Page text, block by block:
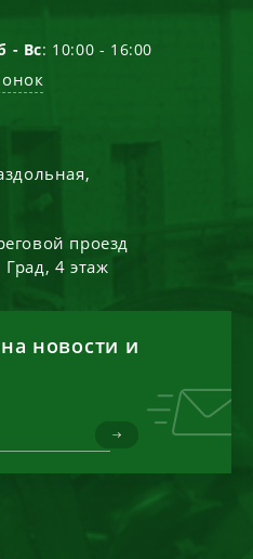
- Вс: 10:00 - 16:00
проезд
4 этаж
новости и